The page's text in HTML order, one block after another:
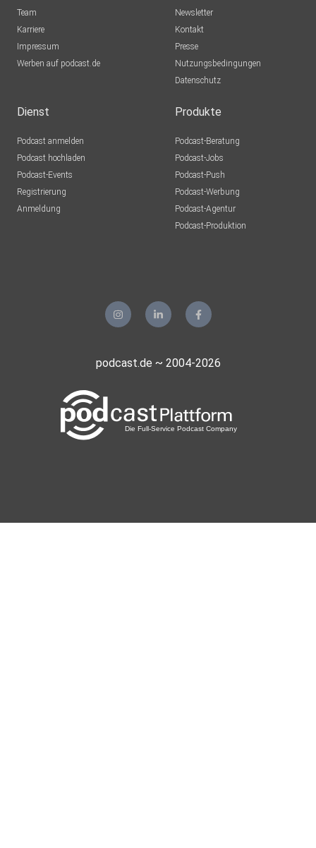
Team
Karriere
Impressum
Werben auf podcast.de
Newsletter
Kontakt
Presse
Nutzungsbedingungen
Datenschutz
Dienst
Podcast anmelden
Podcast hochladen
Podcast-Events
Registrierung
Anmeldung
Produkte
Podcast-Beratung
Podcast-Jobs
Podcast-Push
Podcast-Werbung
Podcast-Agentur
Podcast-Produktion
podcast.de ~ 2004-2026